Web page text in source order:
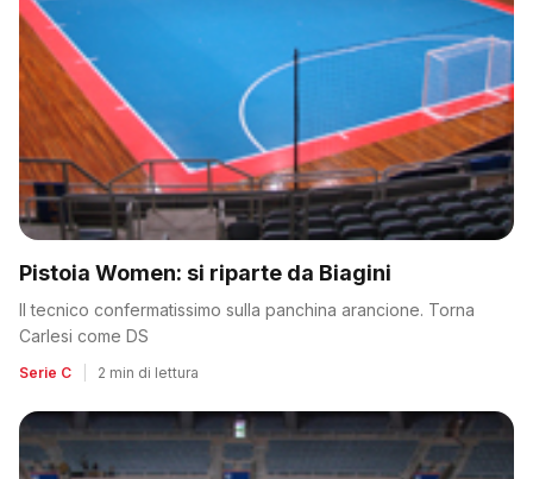
Pistoia Women: si riparte da Biagini
Il tecnico confermatissimo sulla panchina arancione. Torna
Carlesi come DS
Serie C 2 min di lettura